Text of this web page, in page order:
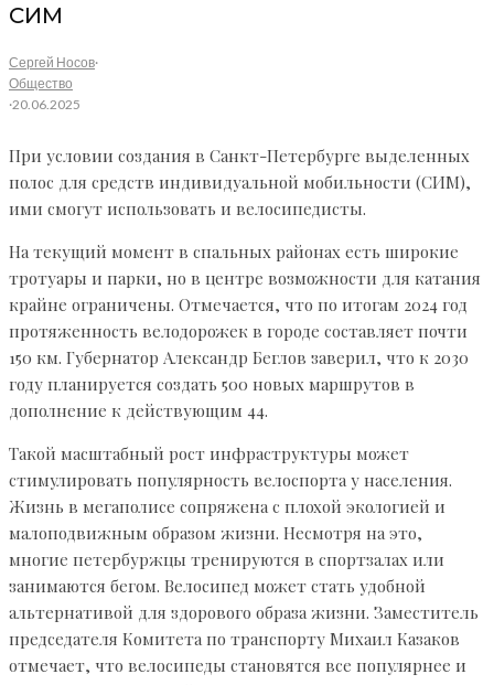
СИМ
Сергей Носов·
Общество
·20.06.2025
При условии создания в Санкт-Петербурге выделенных
полос для средств индивидуальной мобильности (СИМ),
ими смогут использовать и велосипедисты.
На текущий момент в спальных районах есть широкие
тротуары и парки, но в центре возможности для катания
крайне ограничены. Отмечается, что по итогам 2024 год
протяженность велодорожек в городе составляет почти
150 км. Губернатор Александр Беглов заверил, что к 2030
году планируется создать 500 новых маршрутов в
дополнение к действующим 44.
Такой масштабный рост инфраструктуры может
стимулировать популярность велоспорта у населения.
Жизнь в мегаполисе сопряжена с плохой экологией и
малоподвижным образом жизни. Несмотря на это,
многие петербуржцы тренируются в спортзалах или
занимаются бегом. Велосипед может стать удобной
альтернативой для здорового образа жизни. Заместитель
председателя Комитета по транспорту Михаил Казаков
отмечает, что велосипеды становятся все популярнее и